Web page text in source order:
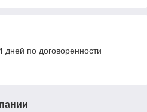
дней по договоренности